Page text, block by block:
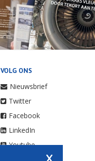
VOLG ONS
Nieuwsbrief
Twitter
Facebook
LinkedIn
Youtube
x